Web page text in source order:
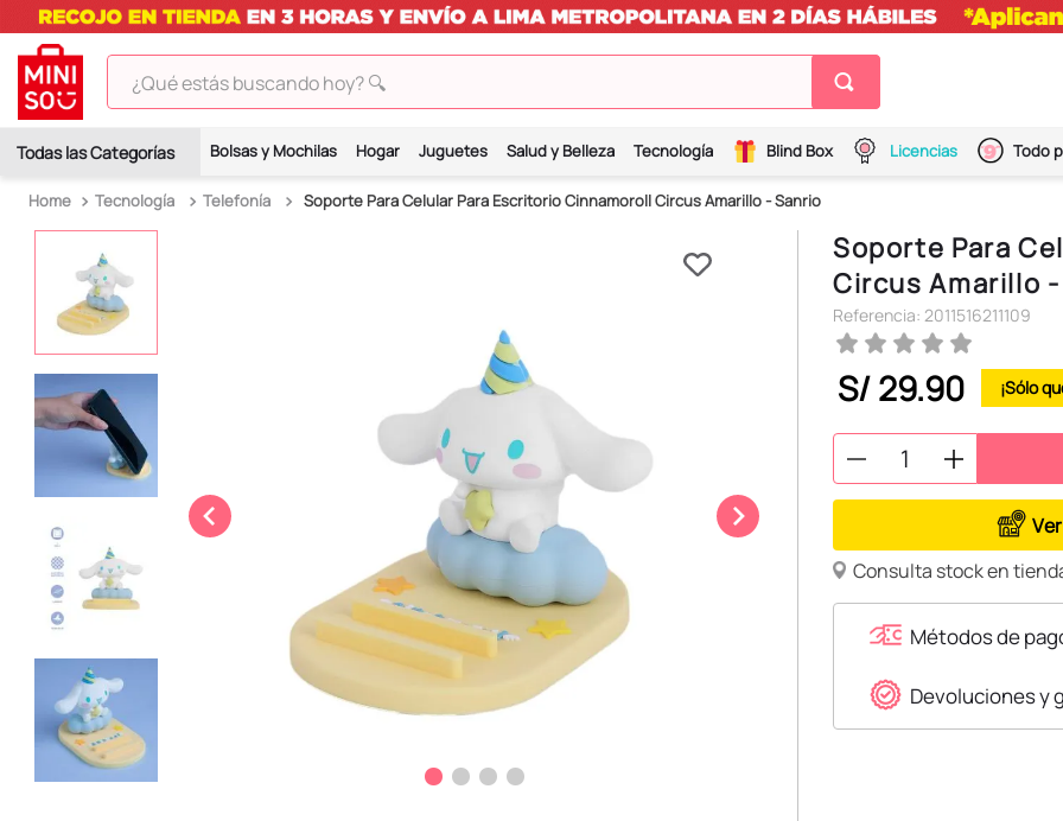
¿Qué estás buscando hoy? 🔍
Bolsas y Mochilas Hogar Juguetes Salud y Belleza Tecnología Blind Box Licencias Todo
Tecnología Telefonía Soporte Para Celular Para Escritorio Cinnamoroll Circus Amarillo - Sanrio
Soporte Para
Circus Amarillo
Referencia: 2011516211109
S/29.90
Consulta stock en
Métodos de
Devoluciones y
2
hello kitty